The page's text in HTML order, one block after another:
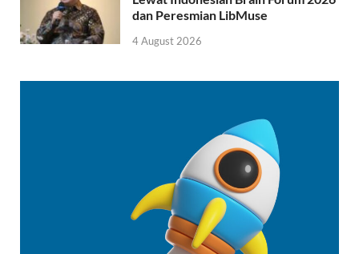
dan Peresmian LibMuse
4 August 2026